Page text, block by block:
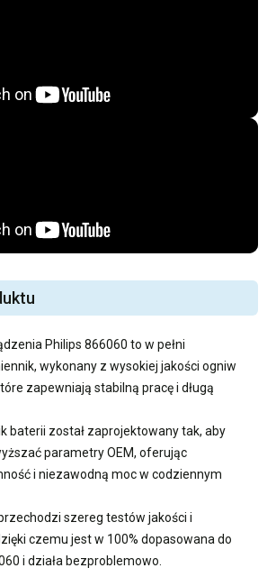
Philips 866060 to w pełni
wykonany z wysokiej jakości ogniw
zapewniają stabilną pracę i długą
baterii został zaprojektowany tak, aby
parametry OEM, oferując
i niezawodną moc w codziennym
szereg testów jakości i
czemu jest w 100% dopasowana do
i działa bezproblemowo.